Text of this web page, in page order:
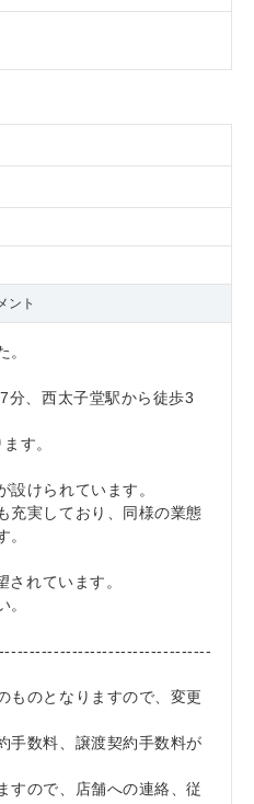
ント
分、西太子堂駅から徒歩3
す。
設けられています。
充実しており、同様の業態
。
れています。
。
ものとなりますので、変更
手数料、譲渡契約手数料が
すので、店舗への連絡、従